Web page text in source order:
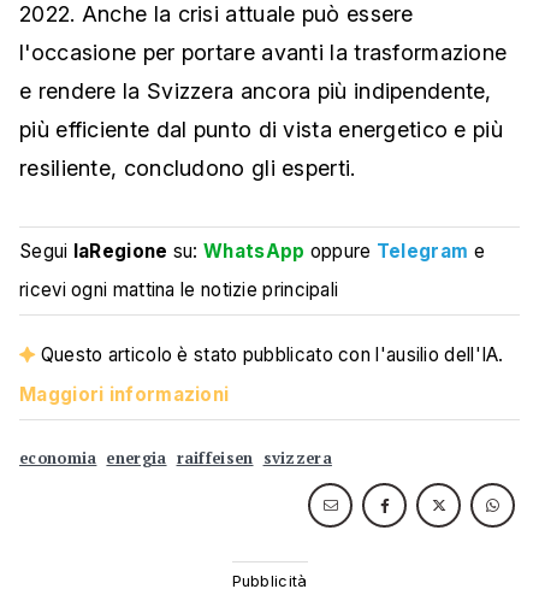
2022. Anche la crisi attuale può essere
l'occasione per portare avanti la trasformazione
e rendere la Svizzera ancora più indipendente,
più efficiente dal punto di vista energetico e più
resiliente, concludono gli esperti.
Segui laRegione su:WhatsApp oppure Telegram e
ricevi ogni mattina le notizie principali
Questo articolo è stato pubblicato con l'ausilio dell'IA.
Maggiori informazioni
economia energia raiffeisen svizzera